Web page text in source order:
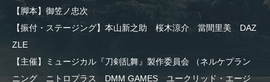
【脚本】御笠ノ忠次
【振付・ステージング】本山新之助 桜木涼介 當間里美 DAZ
ZLE
【主催】ミュージカル『刀剣乱舞』製作委員会 （ネルケプラン
ニング ニトロプラス DMM GAMES ユークリッド・エージ